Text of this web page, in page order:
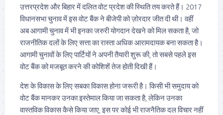
उत्तरप्रदेश और बिहार में दलित वोट प्रदेश की स्थिति तय करते हैं। 2017
विधानसभा चुनाव में इस वोट बैंक ने बीजेपी को ज़ोरदार जीत दी थी। वहीं
अब आगामी चुनाव में भी इनका जरुरी योगदान देखने को मिल सकता है, जो
राजनीतिक दलों के लिए सत्ता का रास्ता अधिक आरामदायक बना सकता है।
आगामी चुनावों के लिए पार्टियों ने अपनी तैयारी शुरू की, तो सबसे पहले इस
वोट बैंक को मजबूत करने की कोशिशें तेज होती दिखी हैं।
देश के विकास के लिए सबका विकास होना जरूरी है। किसी भी समुदाय को
वोट बैंक मानकर उनका इस्तेमाल किया जा सकता है, लेकिन उनका
वास्तविक विकास कैसे किया जाए, इस पर कोई भी राजनैतिक दल विचार नहीं